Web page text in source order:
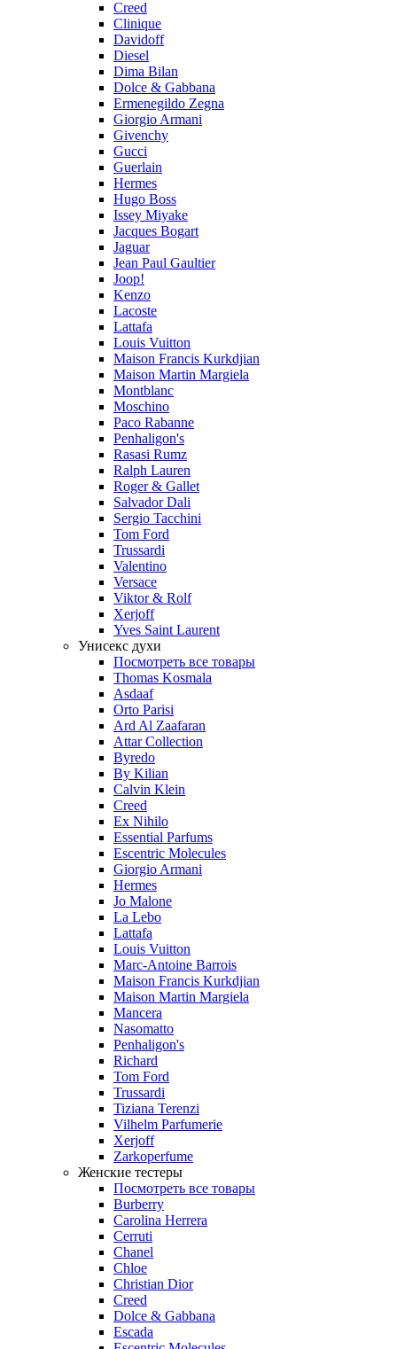
Creed
Clinique
Davidoff
Diesel
Dima Bilan
Dolce & Gabbana
Ermenegildo Zegna
Giorgio Armani
Givenchy
Gucci
Guerlain
Hermes
Hugo Boss
Issey Miyake
Jacques Bogart
Jaguar
Jean Paul Gaultier
Joop!
Kenzo
Lacoste
Lattafa
Louis Vuitton
Maison Francis Kurkdjian
Maison Martin Margiela
Montblanc
Moschino
Paco Rabanne
Penhaligon's
Rasasi Rumz
Ralph Lauren
Roger & Gallet
Salvador Dali
Sergio Tacchini
Tom Ford
Trussardi
Valentino
Versace
Viktor & Rolf
Xerjoff
Yves Saint Laurent
Унисекс духи
Посмотреть все товары
Thomas Kosmala
Asdaaf
Orto Parisi
Ard Al Zaafaran
Attar Collection
Byredo
By Kilian
Calvin Klein
Creed
Ex Nihilo
Essential Parfums
Escentric Molecules
Giorgio Armani
Hermes
Jo Malone
La Lebo
Lattafa
Louis Vuitton
Marc-Antoine Barrois
Maison Francis Kurkdjian
Maison Martin Margiela
Mancera
Nasomatto
Penhaligon's
Richard
Tom Ford
Trussardi
Tiziana Terenzi
Vilhelm Parfumerie
Xerjoff
Zarkoperfume
Женские тестеры
Посмотреть все товары
Burberry
Carolina Herrera
Cerruti
Chanel
Chloe
Christian Dior
Creed
Dolce & Gabbana
Escada